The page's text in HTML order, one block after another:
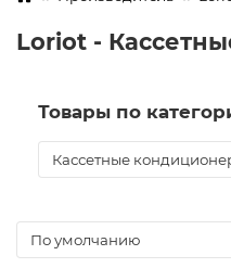
Loriot -
Товары по